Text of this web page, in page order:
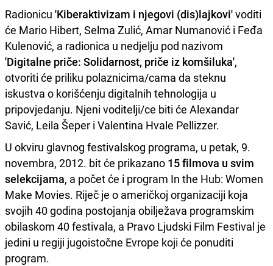
Radionicu 'Kiberaktivizam i njegovi (dis)lajkovi'voditi
će Mario Hibert, Selma Zulić, Amar Numanović i Feđa
Kulenović, a radionica u nedjelju pod nazivom
'Digitalne priče: Solidarnost, priče iz komšiluka',
otvoriti će priliku polaznicima/cama da steknu
iskustva o korišćenju digitalnih tehnologija u
pripovjedanju. Njeni voditelji/ce biti će Alexandar
Savić, Leila Šeper i Valentina Hvale Pellizzer.
U okviru glavnog festivalskog programa, u petak, 9.
novembra, 2012. bit će prikazano 15 filmova u svim
selekcijama, a počet će i program In the Hub: Women
Make Movies. Riječ je o američkoj organizaciji koja
svojih 40 godina postojanja obilježava programskim
obilaskom 40 festivala, a Pravo Ljudski Film Festival je
jedini u regiji jugoistočne Evrope koji će ponuditi
program.